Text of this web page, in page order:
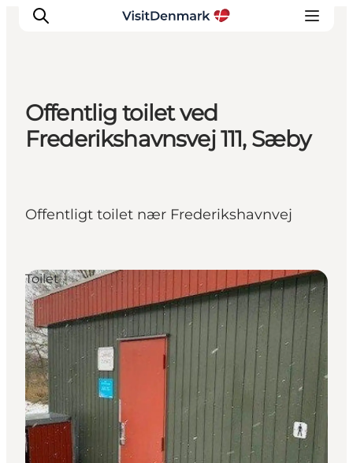
Inspiration
Planlæg ferien
Offentlig toilet ved
Frederikshavnsvej 111, Sæby
Offentligt toilet nær Frederikshavnvej
Toilet